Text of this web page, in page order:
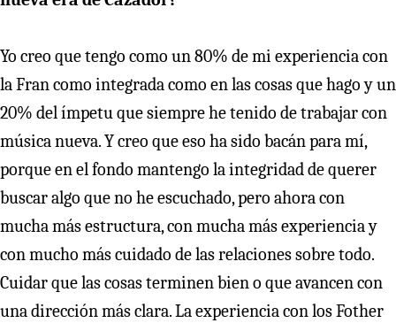
Yo creo que tengo como un 80% de mi experiencia con
la Fran como integrada como en las cosas que hago y un
20% del ímpetu que siempre he tenido de trabajar con
música nueva. Y creo que eso ha sido bacán para mí,
porque en el fondo mantengo la integridad de querer
buscar algo que no he escuchado, pero ahora con
mucha más estructura, con mucha más experiencia y
con mucho más cuidado de las relaciones sobre todo.
Cuidar que las cosas terminen bien o que avancen con
una dirección más clara. La experiencia con los Fother